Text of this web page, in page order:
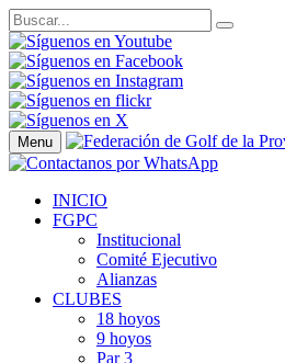
Menu
INICIO
FGPC
Institucional
Comité Ejecutivo
Alianzas
CLUBES
18 hoyos
9 hoyos
Par 3